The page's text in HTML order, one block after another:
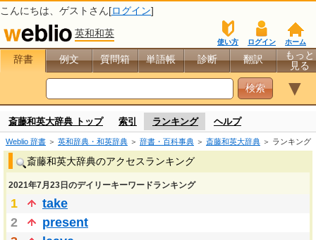
こんにちは、 ゲスト さん[ログイン]
英和和英
ホーム
ログイン
使い方
辞書 例文 質問箱 単語帳 診断 翻訳
もっと
見る
▼
斎藤和英大辞典 トップ 索引 ランキング ヘルプ
Weblio 辞書 ＞ 英和辞典・和英辞典 ＞ 辞書・百科事典 ＞ 斎藤和英大辞典 ＞ ランキング
斎藤和英大辞典のアクセスランキング
2021年7月23日のデイリーキーワードランキング
1
take
2
present